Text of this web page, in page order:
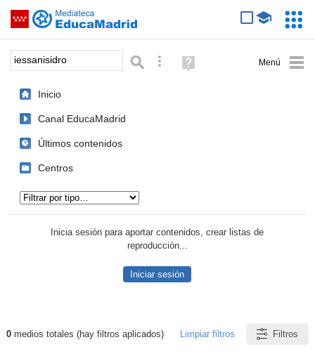
Saltar navegación
Palabra o frase: Búsqueda avanzada
Ayuda
(en
Inicio
Canal EducaMadrid
Últimos contenidos
Centros
Inicia sesión para aportar contenidos, crear listas de
reproducción...
Iniciar sesión
Resultados de: iessanisidro
0medios totales (hay filtros aplicados) Limpiar filtros Filtros